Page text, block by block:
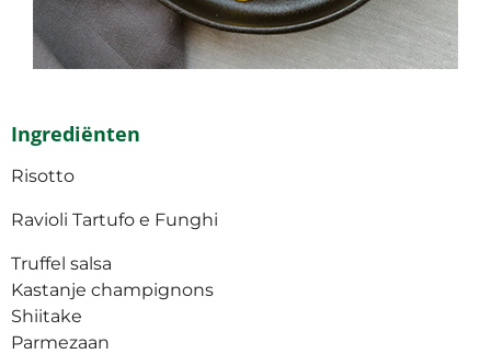
Ingrediënten
Risotto
Ravioli Tartufo e Funghi
Truffel salsa
Kastanje champignons
Shiitake
Parmezaan